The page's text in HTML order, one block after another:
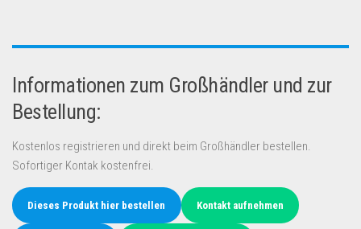
Informationen zum Großhändler und zur
Bestellung:
Kostenlos registrieren und direkt beim Großhändler bestellen.
Sofortiger Kontak kostenfrei.
Dieses Produkt hier bestellen Kontakt aufnehmen